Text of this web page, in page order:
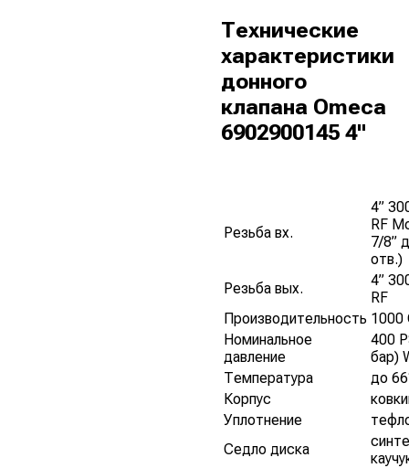
Технические
характеристики
донного
клапана Omeca
6902900145 4"
Резьба вх.
4”
RF
7/8”
отв.)
Резьба вых.
4”
RF
Производительность 1000
Номинальное
давление
400
бар)
Температура
до
Корпус
Уплотнение
Седло диска